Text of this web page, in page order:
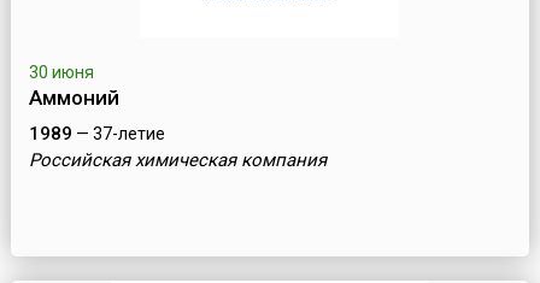
30 июня
Аммоний
1989 — 37-летие
Российская химическая компания